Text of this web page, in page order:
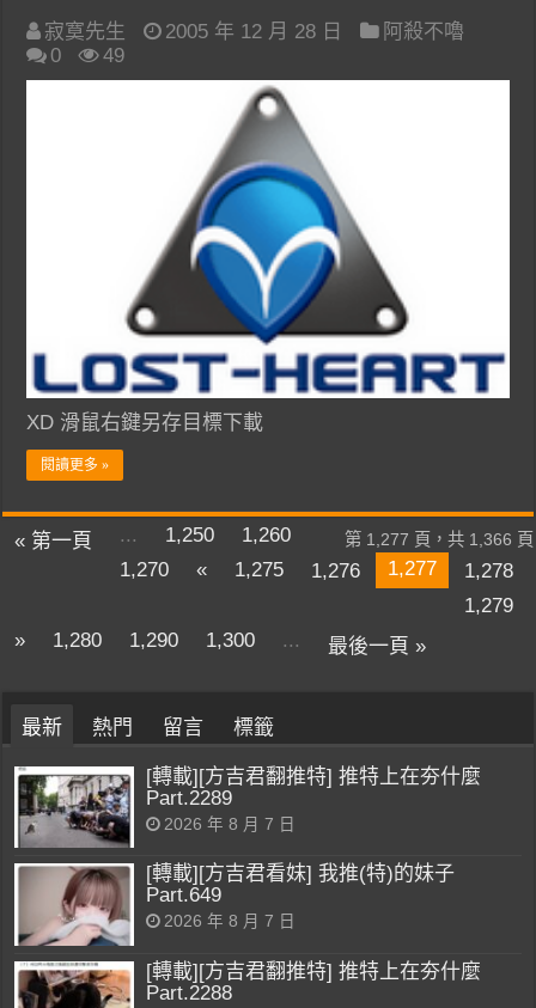
寂寞先生 2005 年 12 月 28 日
阿殺不嚕
0
49
XD 滑鼠右鍵另存目標下載
閱讀更多 »
第 1,277 頁，共 1,366 頁
« 第一頁 ... 1,250
1,260
1,270
« 1,275 1,276 1,277
1,278
1,279
»
1,280 1,290 1,300 ... 最後一頁 »
最新 熱門 留言 標籤
[轉載][方吉君翻推特] 推特上在夯什麼
Part.2289
2026 年 8 月 7 日
[轉載][方吉君看妹] 我推(特)的妹子
Part.649
2026 年 8 月 7 日
[轉載][方吉君翻推特] 推特上在夯什麼
Part.2288